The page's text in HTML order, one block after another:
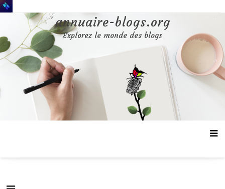
Aller
au
annuaire-blogs.org
Explorez le monde des blogs